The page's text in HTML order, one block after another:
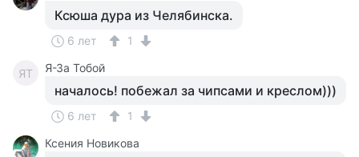
Ксюша дура из Челябинска.
6 лет 1
ЯТ Я-За Тобой
началось! побежал за чипсами и креслом)))
6 лет
1
Ксения Новикова